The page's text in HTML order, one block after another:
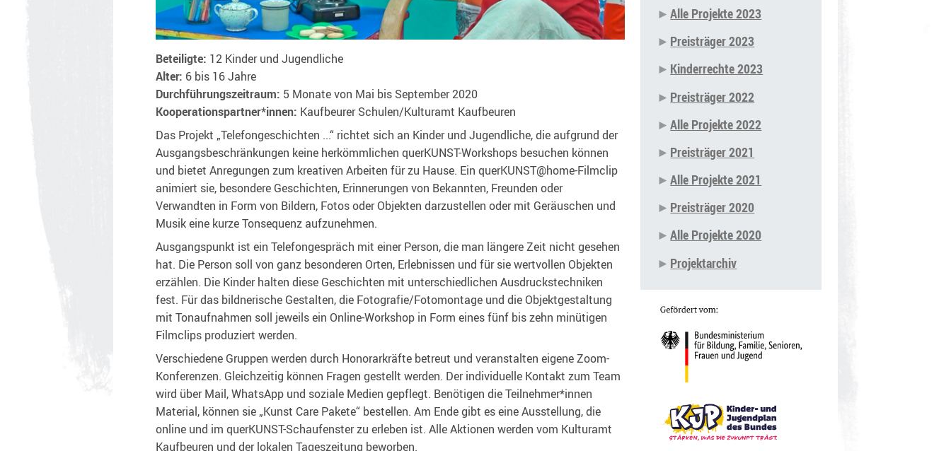
Beteiligte: 12 Kinder und Jugendliche
Alter: 6 bis 16 Jahre
Durchführungszeitraum: 5 Monate von Mai bis September 2020
Kooperationspartner*innen: Kaufbeurer Schulen/Kulturamt Kaufbeuren
Das Projekt „Telefongeschichten ...“ richtet sich an Kinder und Jugendliche, die aufgrund der
Ausgangsbeschränkungen keine herkömmlichen querKUNST-Workshops besuchen können
und bietet Anregungen zum kreativen Arbeiten für zu Hause. Ein querKUNST@home-Filmclip
animiert sie, besondere Geschichten, Erinnerungen von Bekannten, Freunden oder
Verwandten in Form von Bildern, Fotos oder Objekten darzustellen oder mit Geräuschen und
Musik eine kurze Tonsequenz aufzunehmen.
Ausgangspunkt ist ein Telefongespräch mit einer Person, die man längere Zeit nicht gesehen
hat. Die Person soll von ganz besonderen Orten, Erlebnissen und für sie wertvollen Objekten
erzählen. Die Kinder halten diese Geschichten mit unterschiedlichen Ausdruckstechniken
fest. Für das bildnerische Gestalten, die Fotografie/Fotomontage und die Objektgestaltung
mit Tonaufnahmen soll jeweils ein Online-Workshop in Form eines fünf bis zehn minütigen
Filmclips produziert werden.
Verschiedene Gruppen werden durch Honorarkräfte betreut und veranstalten eigene Zoom-
Konferenzen. Gleichzeitig können Fragen gestellt werden. Der individuelle Kontakt zum Team
wird über Mail, WhatsApp und soziale Medien gepflegt. Benötigen die Teilnehmer*innen
Material, können sie „Kunst Care Pakete“ bestellen. Am Ende gibt es eine Ausstellung, die
online und im querKUNST-Schaufenster zu erleben ist. Alle Aktionen werden vom Kulturamt
Kaufbeuren und der lokalen Tageszeitung beworben.
Alle Projekte 2023
Preisträger 2023
Kinderrechte 2023
Preisträger 2022
Alle Projekte 2022
Preisträger 2021
Alle Projekte 2021
Preisträger 2020
Alle Projekte 2020
Projektarchiv